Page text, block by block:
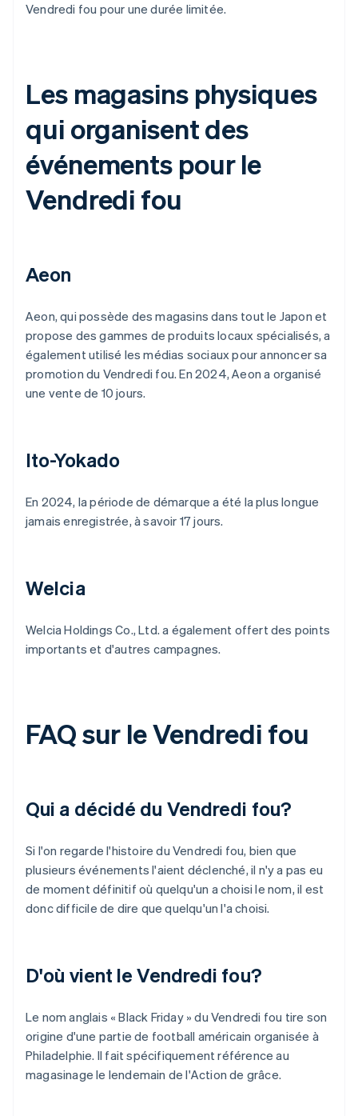
Vendredi fou pour une durée limitée.
Les magasins physiques
qui organisent des
événements pour le
Vendredi fou
Aeon
Aeon, qui possède des magasins dans tout le Japon et
propose des gammes de produits locaux spécialisés, a
également utilisé les médias sociaux pour annoncer sa
promotion du Vendredi fou. En 2024, Aeon a organisé
une vente de 10 jours.
Ito-Yokado
En 2024, la période de démarque a été la plus longue
jamais enregistrée, à savoir 17 jours.
Welcia
Welcia Holdings Co., Ltd. a également offert des points
importants et d'autres campagnes.
FAQ sur le Vendredi fou
Qui a décidé du Vendredi fou?
Si l'on regarde l'histoire du Vendredi fou, bien que
plusieurs événements l'aient déclenché, il n'y a pas eu
de moment définitif où quelqu'un a choisi le nom, il est
donc difficile de dire que quelqu'un l'a choisi.
D'où vient le Vendredi fou?
Le nom anglais « Black Friday » du Vendredi fou tire son
origine d'une partie de football américain organisée à
Philadelphie. Il fait spécifiquement référence au
magasinage le lendemain de l'Action de grâce.